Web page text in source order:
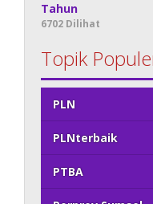
Tahun
6702 Dilihat
Topik
PLN
PLNterbaik
PTBA